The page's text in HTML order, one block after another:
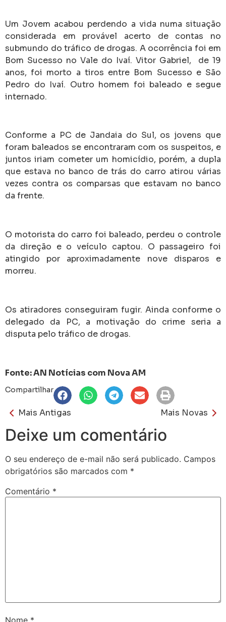
Um Jovem acabou perdendo a vida numa situação
considerada em provável acerto de contas no
submundo do tráfico de drogas. A ocorrência foi em
Bom Sucesso no Vale do Ivaí. Vitor Gabriel, de 19
anos, foi morto a tiros entre Bom Sucesso e São
Pedro do Ivaí. Outro homem foi baleado e segue
internado.
Conforme a PC de Jandaia do Sul, os jovens que
foram baleados se encontraram com os suspeitos, e
juntos iriam cometer um homicídio, porém, a dupla
que estava no banco de trás do carro atirou várias
vezes contra os comparsas que estavam no banco
da frente.
O motorista do carro foi baleado, perdeu o controle
da direção e o veículo captou. O passageiro foi
atingido por aproximadamente nove disparos e
morreu.
Os atiradores conseguiram fugir. Ainda conforme o
delegado da PC, a motivação do crime seria a
disputa pelo tráfico de drogas.
Fonte: AN Notícias com Nova AM
Compartilhar
Mais Antigas Mais Novas
Deixe um comentário
O seu endereço de e-mail não será publicado. Campos
obrigatórios são marcados com *
Comentário *
Nome *